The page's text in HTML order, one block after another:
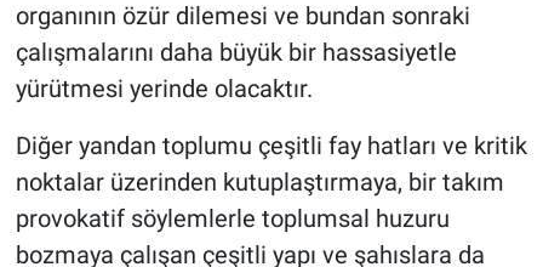
organının özür dilemesi ve bundan sonraki
çalışmalarını daha büyük bir hassasiyetle
yürütmesi yerinde olacaktır.
Diğer yandan toplumu çeşitli fay hatları ve kritik
noktalar üzerinden kutuplaştırmaya, bir takım
provokatif söylemlerle toplumsal huzuru
bozmaya çalışan çeşitli yapı ve şahıslara da